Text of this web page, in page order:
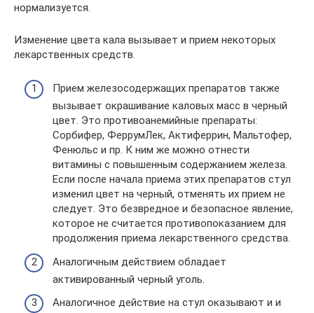
нормализуется.
Изменение цвета кала вызывает и прием некоторых
лекарственных средств.
Прием железосодержащих препаратов также
вызывает окрашивание каловых масс в черный
цвет. Это противоанемийные препараты:
Сорбифер, ФеррумЛек, Актиферрин, Мальтофер,
Фенюльс и пр. К ним же можно отнести
витамины с повышенным содержанием железа.
Если после начала приема этих препаратов стул
изменил цвет на черный, отменять их прием не
следует. Это безвредное и безопасное явление,
которое не считается противопоказанием для
продолжения приема лекарственного средства.
Аналогичным действием обладает
активированный черный уголь.
Аналогичное действие на стул оказывают и и